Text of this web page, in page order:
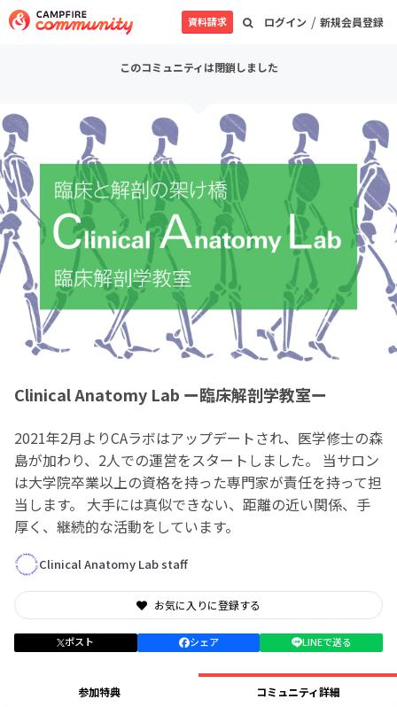
ログイン / 新規会員登録
資料請求
このコミュニティは閉鎖しました
Clinical Anatomy Lab ー臨床解剖学教室ー
2021年2月よりCAラボはアップデートされ、医学修士の森
島が加わり、2人での運営をスタートしました。 当サロン
は大学院卒業以上の資格を持った専門家が責任を持って担
当します。 大手には真似できない、距離の近い関係、手
厚く、継続的な活動をしています。
Clinical Anatomy Lab staff
お気に入りに登録する
ポスト シェア LINEで送る
参加特典 コミュニティ詳細